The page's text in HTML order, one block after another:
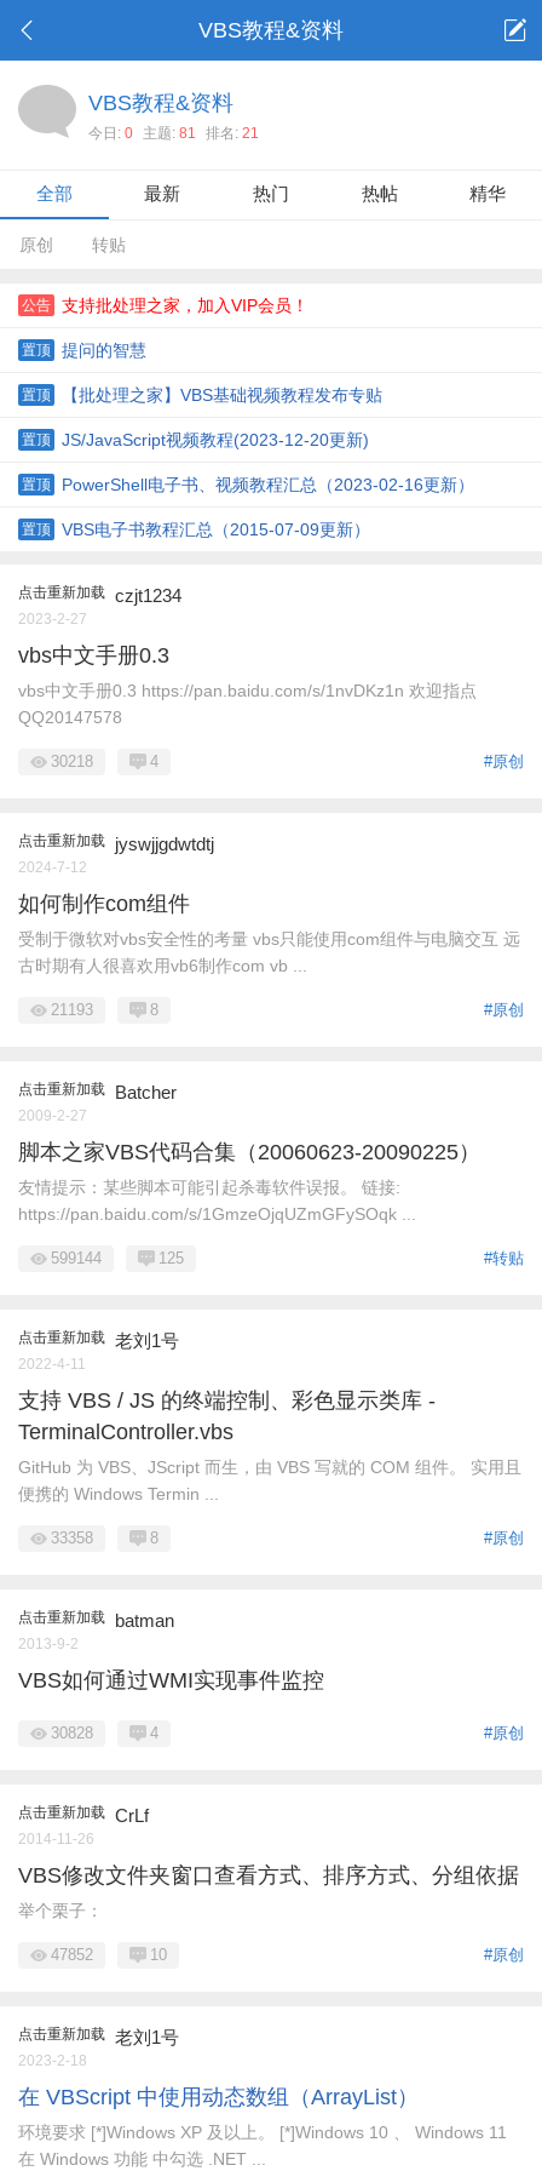
VBS教程&资料
VBS教程&资料
今日: 0 主题: 81 排名: 21
全部 最新 热门 热帖 精华
原创 转贴
公告 支持批处理之家，加入VIP会员！
置顶 提问的智慧
置顶 【批处理之家】VBS基础视频教程发布专贴
置顶 JS/JavaScript视频教程(2023-12-20更新)
置顶 PowerShell电子书、视频教程汇总（2023-02-16更新）
置顶 VBS电子书教程汇总（2015-07-09更新）
点击重新加载 czjt1234
2023-2-27
vbs中文手册0.3
vbs中文手册0.3 https://pan.baidu.com/s/1nvDKz1n 欢迎指点
QQ20147578
#原创
30218 4
点击重新加载 jyswjjgdwtdtj
2024-7-12
如何制作com组件
受制于微软对vbs安全性的考量 vbs只能使用com组件与电脑交互 远
古时期有人很喜欢用vb6制作com vb ...
#原创
21193 8
点击重新加载 Batcher
2009-2-27
脚本之家VBS代码合集（20060623-20090225）
友情提示：某些脚本可能引起杀毒软件误报。 链接:
https://pan.baidu.com/s/1GmzeOjqUZmGFySOqk ...
#转贴
599144 125
点击重新加载 老刘1号
2022-4-11
支持 VBS / JS 的终端控制、彩色显示类库 -
TerminalController.vbs
GitHub 为 VBS、JScript 而生，由 VBS 写就的 COM 组件。 实用且
便携的 Windows Termin ...
#原创
33358 8
点击重新加载 batman
2013-9-2
VBS如何通过WMI实现事件监控
#原创
30828 4
点击重新加载 CrLf
2014-11-26
VBS修改文件夹窗口查看方式、排序方式、分组依据
举个栗子：
#原创
47852 10
点击重新加载 老刘1号
2023-2-18
在 VBScript 中使用动态数组（ArrayList）
环境要求 [*]Windows XP 及以上。 [*]Windows 10 、 Windows 11
在 Windows 功能 中勾选 .NET ...